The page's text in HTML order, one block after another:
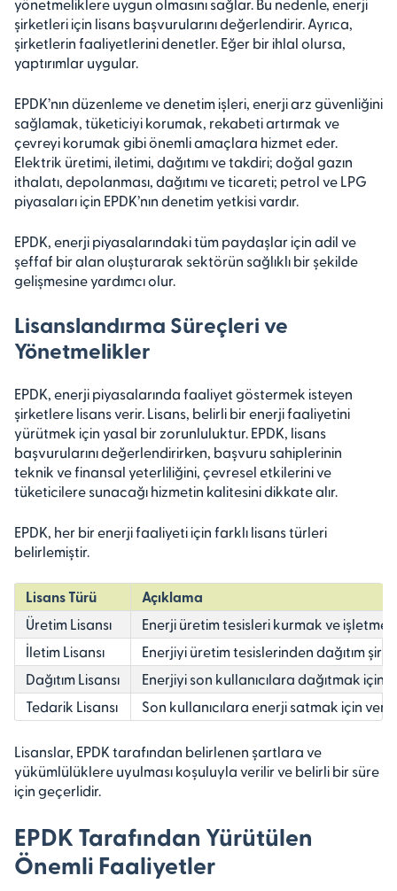
yönetmeliklere uygun olmasını sağlar. Bu nedenle, enerji
şirketleri için lisans başvurularını değerlendirir. Ayrıca,
şirketlerin faaliyetlerini denetler. Eğer bir ihlal olursa,
yaptırımlar uygular.
EPDK’nın düzenleme ve denetim işleri, enerji arz güvenliğini
sağlamak, tüketiciyi korumak, rekabeti artırmak ve
çevreyi korumak gibi önemli amaçlara hizmet eder.
Elektrik üretimi, iletimi, dağıtımı ve takdiri; doğal gazın
ithalatı, depolanması, dağıtımı ve ticareti; petrol ve LPG
piyasaları için EPDK’nın denetim yetkisi vardır.
EPDK, enerji piyasalarındaki tüm paydaşlar için adil ve
şeffaf bir alan oluşturarak sektörün sağlıklı bir şekilde
gelişmesine yardımcı olur.
Lisanslandırma Süreçleri ve
Yönetmelikler
EPDK, enerji piyasalarında faaliyet göstermek isteyen
şirketlere lisans verir. Lisans, belirli bir enerji faaliyetini
yürütmek için yasal bir zorunluluktur. EPDK, lisans
başvurularını değerlendirirken, başvuru sahiplerinin
teknik ve finansal yeterliliğini, çevresel etkilerini ve
tüketicilere sunacağı hizmetin kalitesini dikkate alır.
EPDK, her bir enerji faaliyeti için farklı lisans türleri
belirlemiştir.
Lisans Türü
Açıklama
Üretim Lisansı
Enerji üretim tesisleri kurmak ve
İletim Lisansı
Enerjiyi üretim tesislerinden dağıtım
Dağıtım Lisansı
Enerjiyi son kullanıcılara dağıtmak için
Tedarik Lisansı
Son kullanıcılara enerji satmak için
Lisanslar, EPDK tarafından belirlenen şartlara ve
yükümlülüklere uyulması koşuluyla verilir ve belirli bir süre
için geçerlidir.
EPDK Tarafından Yürütülen
Önemli Faaliyetler